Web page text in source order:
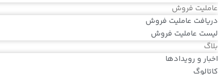
عاملیت فروش
دریافت عاملیت فروش
لیست عاملیت فروش
بلاگ
اخبار و رویدادها
کاتالوگ